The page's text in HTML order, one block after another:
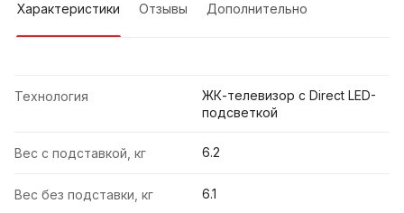
Характеристики Отзывы Дополнительно
Технология
ЖК-телевизор с Direct LED-
подсветкой
Вес с подставкой, кг 6.2
Вес без подставки, кг 6.1